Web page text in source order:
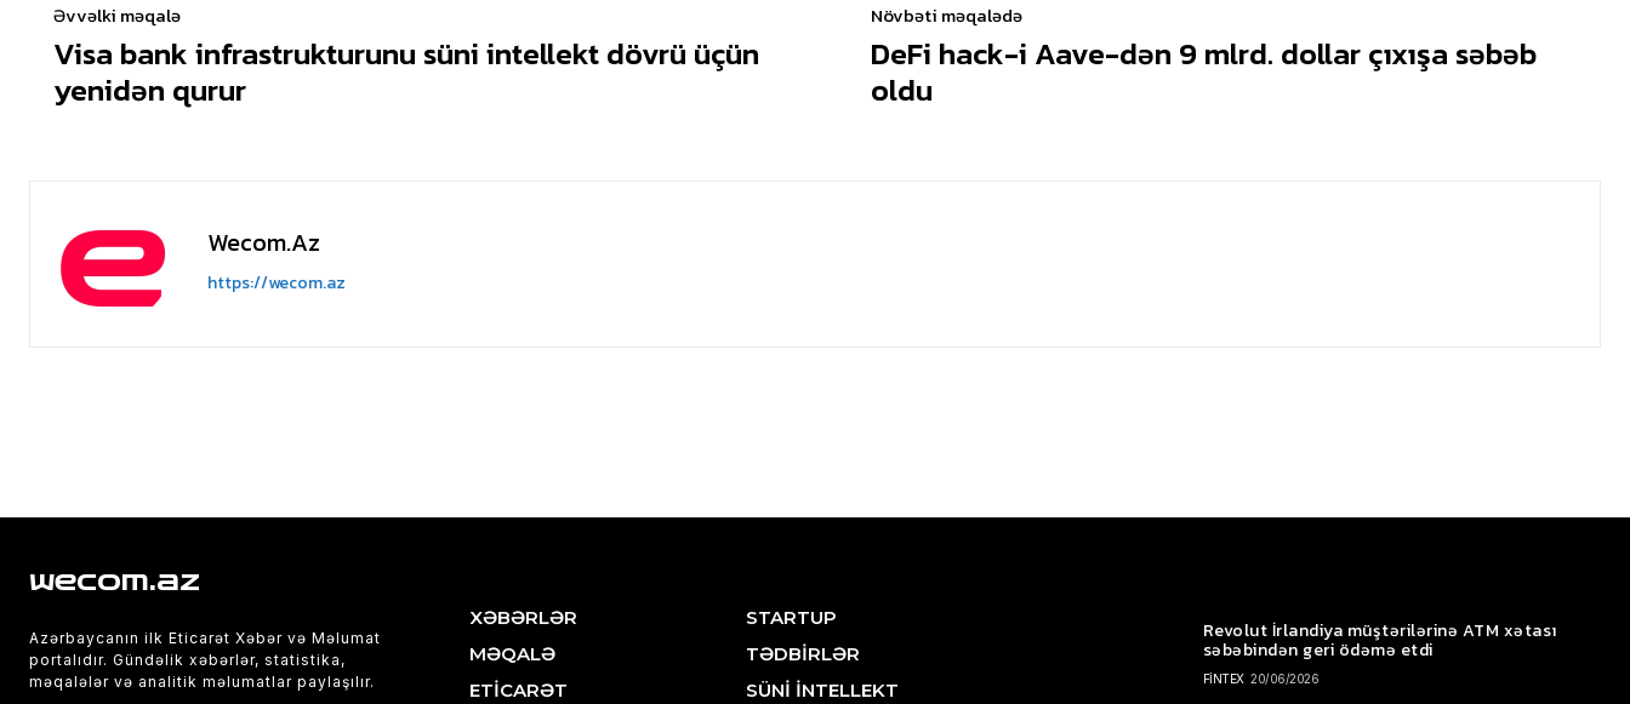
Əvvəlki məqalə
Visa bank infrastrukturunu süni intellekt dövrü üçün
yenidən qurur
Növbəti məqalədə
DeFi hack-i Aave-dən 9 mlrd. dollar çıxışa səbəb
oldu
Wecom.az
https://wecom.az
wecom.az
Azərbaycanın ilk Eticarət Xəbər və Məlumat
portalıdır. Gündəlik xəbərlər, statistika,
məqalələr və analitik məlumatlar paylaşılır.
XƏBƏRLƏR
MƏQALƏ
ETİCARƏT
STARTUP
TƏDBİRLƏR
SÜNİ İNTELLEKT
Revolut İrlandiya müştərilərinə ATM xətası
səbəbindən geri ödəmə etdi
FİNTEX 20/06/2026